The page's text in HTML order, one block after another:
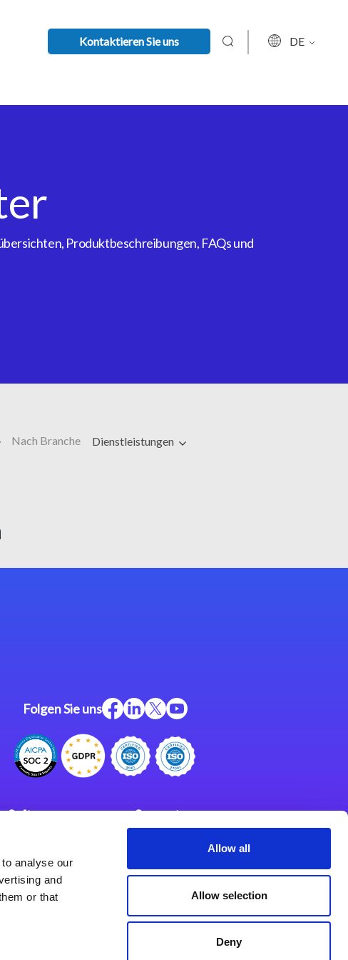
analyse our
and
or that
Allow all
Allow selection
Deny
Kontaktieren Sie uns DE
Produktbeschreibungen, FAQs und
Nach Branche Dienstleistungen
Folgen Sie uns
Software
Support
Impressum